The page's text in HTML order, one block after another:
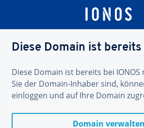
Diese Domain ist
Diese Domain ist bereits bei IONOS
Sie der Domain-Inhaber sind,
einloggen und auf Ihre Domain
Domain verwalten